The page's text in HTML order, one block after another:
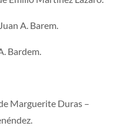
A. Barem.
Bardem.
Marguerite Duras –